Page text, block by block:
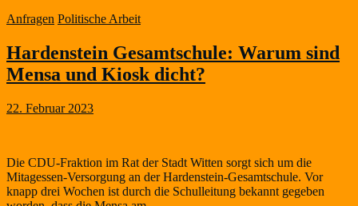
Anfragen Politische Arbeit
Hardenstein Gesamtschule: Warum sind
Mensa und Kiosk dicht?
22. Februar 2023
Die CDU-Fraktion im Rat der Stadt Witten sorgt sich um die
Mitagessen-Versorgung an der Hardenstein-Gesamtschule. Vor
knapp drei Wochen ist durch die Schulleitung bekannt gegeben